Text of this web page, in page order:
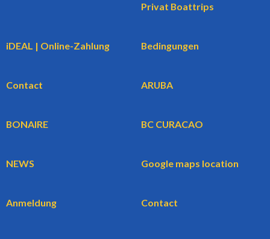
Privat Boattrips
iDEAL | Online-Zahlung Bedingungen
Contact ARUBA
BONAIRE BC CURACAO
NEWS Google maps location
Anmeldung Contact